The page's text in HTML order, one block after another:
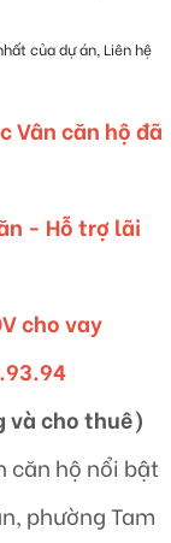
của dự án, Liên hệ
Vân căn hộ đã
- Hỗ trợ lãi
cho vay
và cho thuê)
căn hộ nổi bật
phường Tam